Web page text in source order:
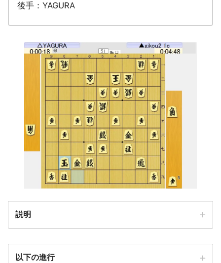
後手：YAGURA
説明
以下の進行